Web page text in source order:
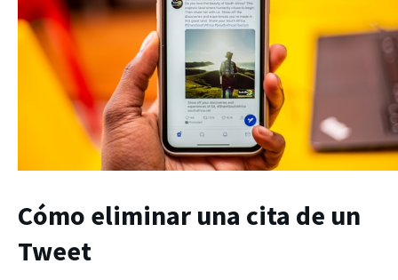
Cómo eliminar una cita de un
Tweet